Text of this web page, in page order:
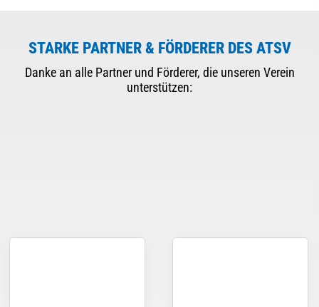
STARKE PARTNER & FÖRDERER DES ATSV
Danke an alle Partner und Förderer, die unseren Verein
unterstützen: